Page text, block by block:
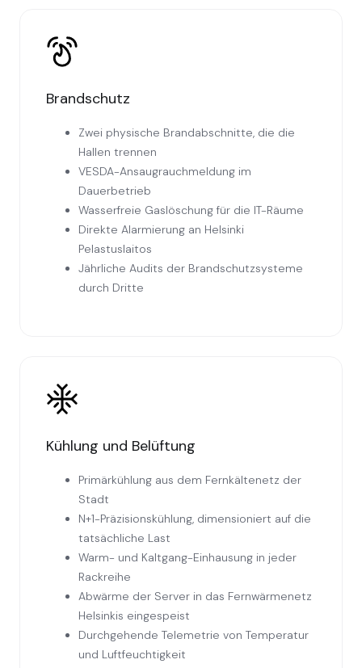
Brandschutz
Zwei physische Brandabschnitte, die die
Hallen trennen
VESDA-Ansaugrauchmeldung im
Dauerbetrieb
Wasserfreie Gaslöschung für die IT-Räume
Direkte Alarmierung an Helsinki
Pelastuslaitos
Jährliche Audits der Brandschutzsysteme
durch Dritte
Kühlung und Belüftung
Primärkühlung aus dem Fernkältenetz der
Stadt
N+1-Präzisionskühlung, dimensioniert auf die
tatsächliche Last
Warm- und Kaltgang-Einhausung in jeder
Rackreihe
Abwärme der Server in das Fernwärmenetz
Helsinkis eingespeist
Durchgehende Telemetrie von Temperatur
und Luftfeuchtigkeit